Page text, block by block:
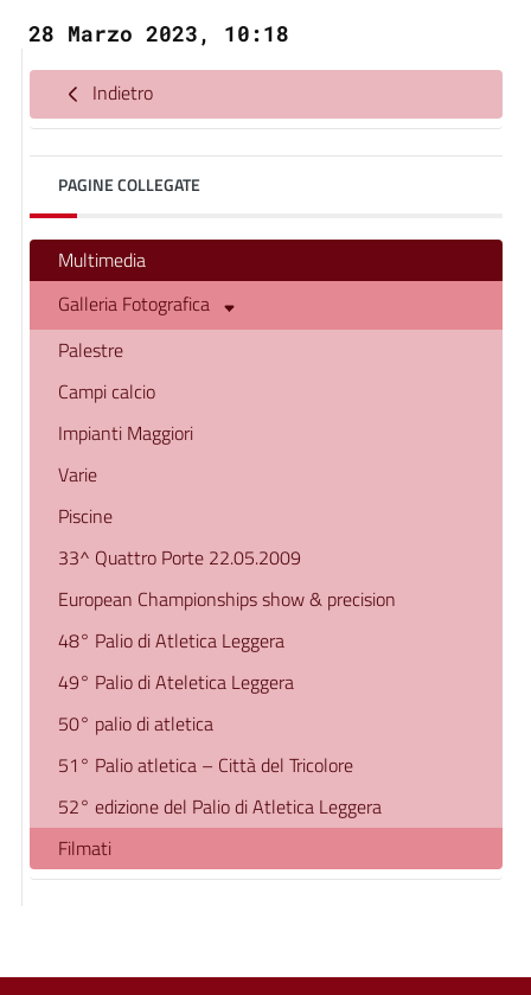
28 Marzo 2023, 10:18
Indietro
PAGINE COLLEGATE
Multimedia
Galleria Fotografica
Palestre
Campi calcio
Impianti Maggiori
Varie
Piscine
33^ Quattro Porte 22.05.2009
European Championships show & precision
48° Palio di Atletica Leggera
49° Palio di Ateletica Leggera
50° palio di atletica
51° Palio atletica – Città del Tricolore
52° edizione del Palio di Atletica Leggera
Filmati